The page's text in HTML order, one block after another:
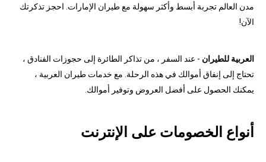
مدن العالم تجربة أبسط وأكثر سهولة مع طيران الإمارات. احجز تذكرتك
الآن!
العربية للطيران - عند السفر ، من تذاكر الطائرة إلى حجوزات الفنادق ،
تحتاج إلى إنفاق أموالك في هذه الرحلة. مع خدمات طيران العربية ،
يمكنك الحصول على أفضل العروض وتوفير أموالك.
أنواع الخصومات على الإنترنت